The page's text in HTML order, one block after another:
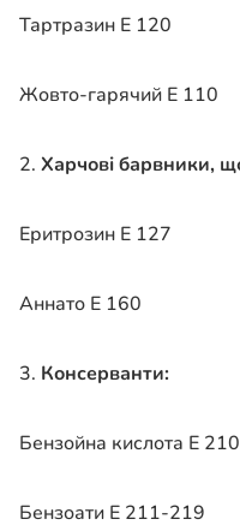
Тартразин Е 120
Жовто-гарячий Е 110
2. Харчові барвники,
Еритрозин Е 127
Аннато Е 160
3. Консерванти:
Бензойна кислота Е 210
Бензоати Е 211-219